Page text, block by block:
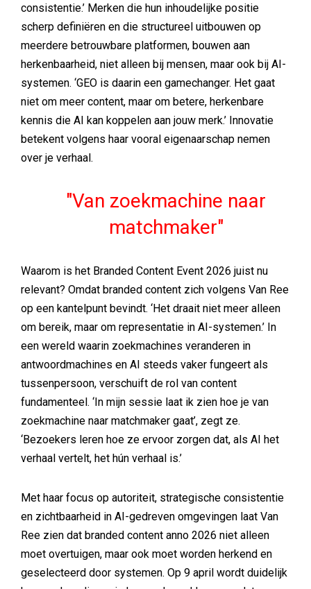
consistentie.’ Merken die hun inhoudelijke positie
scherp definiëren en die structureel uitbouwen op
meerdere betrouwbare platformen, bouwen aan
herkenbaarheid, niet alleen bij mensen, maar ook bij AI-
systemen. ‘GEO is daarin een gamechanger. Het gaat
niet om meer content, maar om betere, herkenbare
kennis die AI kan koppelen aan jouw merk.’ Innovatie
betekent volgens haar vooral eigenaarschap nemen
over je verhaal.
Van zoekmachine naar
matchmaker
Waarom is het Branded Content Event 2026 juist nu
relevant? Omdat branded content zich volgens Van Ree
op een kantelpunt bevindt. ‘Het draait niet meer alleen
om bereik, maar om representatie in AI-systemen.’ In
een wereld waarin zoekmachines veranderen in
antwoordmachines en AI steeds vaker fungeert als
tussenpersoon, verschuift de rol van content
fundamenteel. ‘In mijn sessie laat ik zien hoe je van
zoekmachine naar matchmaker gaat’, zegt ze.
‘Bezoekers leren hoe ze ervoor zorgen dat, als AI het
verhaal vertelt, het hún verhaal is.’
Met haar focus op autoriteit, strategische consistentie
en zichtbaarheid in AI-gedreven omgevingen laat Van
Ree zien dat branded content anno 2026 niet alleen
moet overtuigen, maar ook moet worden herkend en
geselecteerd door systemen. Op 9 april wordt duidelijk